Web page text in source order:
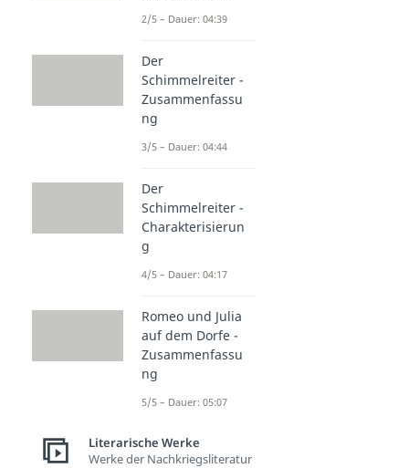
2/5 – Dauer: 04:39
Der
Schimmelreiter -
Zusammenfassu
ng
3/5 – Dauer: 04:44
Der
Schimmelreiter -
Charakterisierun
g
4/5 – Dauer: 04:17
Romeo und Julia
auf dem Dorfe -
Zusammenfassu
ng
5/5 – Dauer: 05:07
Literarische Werke
Werke der Nachkriegsliteratur